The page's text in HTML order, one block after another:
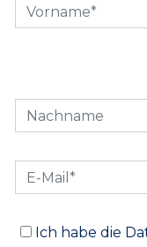
Ich habe die